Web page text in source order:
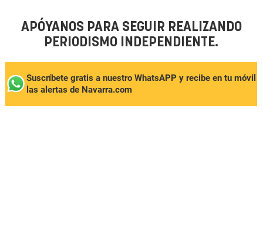
APÓYANOS PARA SEGUIR REALIZANDO
PERIODISMO INDEPENDIENTE.
Suscríbete gratis a nuestro WhatsAPP y recibe en tu móvil
las alertas de Navarra.com